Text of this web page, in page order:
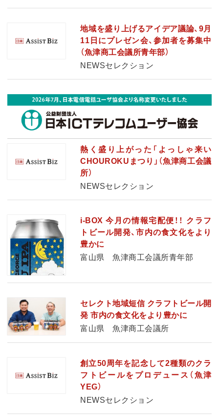
地域を盛り上げるアイデア議論、9月
11日にプレゼン会、参加者を募集中
（魚津商工会議所青年部）
NEWSセレクション
熱く盛り上がった「よっしゃ来い
CHOUROKUまつり」（魚津商工会議
所）
NEWSセレクション
i-BOX 今月の情報宅配便！！ クラフ
トビール開発、市内の食文化をより
豊かに
富山県 魚津商工会議所青年部
セレクト地域短信 クラフトビール開
発 市内の食文化をより豊かに
富山県 魚津商工会議所
創立50周年を記念して2種類のクラ
フトビールをプロデュース（魚津
YEG）
NEWSセレクション